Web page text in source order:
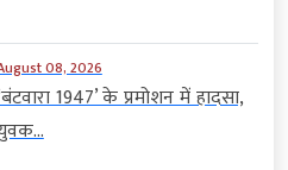
08, 2026
1947’ के प्रमोशन में हादसा,